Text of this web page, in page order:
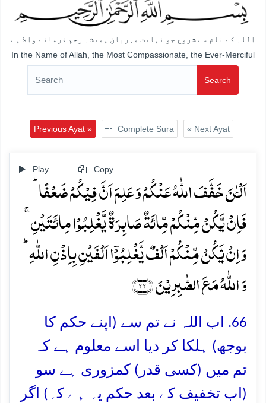
اللہ کے نام سے شروع جو نہایت مہربان ہمیشہ رحم فرمانے والا ہے
In the Name of Allah, the Most Compassionate, the Ever-Merciful
Search
Previous Ayat » Complete Sura « Next Ayat
Play Copy
اَلۡـٰٔنَ خَفَّفَ اللّٰہُ عَنۡکُمۡ وَ عَلِمَ اَنَّ فِیۡکُمۡ ضَعۡفًا ؕ
فَاِنۡ یَّکُنۡ مِّنۡکُمۡ مِّائَۃٌ صَابِرَۃٌ یَّغۡلِبُوۡا مِائَتَیۡنِ ۚ
وَ اِنۡ یَّکُنۡ مِّنۡکُمۡ اَلۡفٌ یَّغۡلِبُوۡۤا اَلۡفَیۡنِ بِاِذۡنِ اللّٰہِ ؕ
وَ اللّٰہُ مَعَ الصّٰبِرِیۡنَ ﴿۶۶﴾
66. اب اللہ نے تم سے (اپنے حکم کا
بوجھ) ہلکا کر دیا اسے معلوم ہے کہ
تم میں (کسی قدر) کمزوری ہے سو
(اب تخفیف کے بعد حکم یہ ہے کہ) اگر